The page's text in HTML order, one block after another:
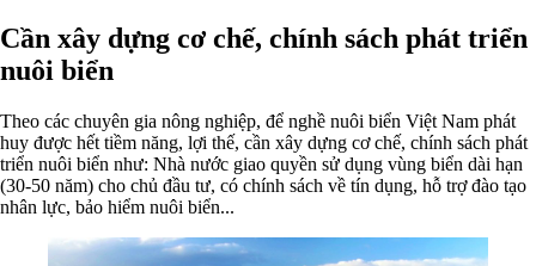
Cần xây dựng cơ chế, chính sách phát triển
nuôi biển
Theo các chuyên gia nông nghiệp, để nghề nuôi biển Việt Nam phát
huy được hết tiềm năng, lợi thế, cần xây dựng cơ chế, chính sách phát
triển nuôi biển như: Nhà nước giao quyền sử dụng vùng biển dài hạn
(30-50 năm) cho chủ đầu tư, có chính sách về tín dụng, hỗ trợ đào tạo
nhân lực, bảo hiểm nuôi biển...